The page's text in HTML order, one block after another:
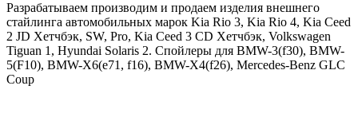
Разрабатываем производим и продаем изделия внешнего
стайлинга автомобильных марок Kia Rio 3, Kia Rio 4, Kia Ceed
2 JD Хетчбэк, SW, Pro, Kia Ceed 3 CD Хетчбэк, Volkswagen
Tiguan 1, Hyundai Solaris 2. Спойлеры для BMW-3(f30), BMW-
5(F10), BMW-X6(e71, f16), BMW-X4(f26), Mercedes-Benz GLC
Coup